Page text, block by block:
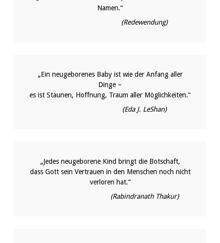
Namen.“
(Redewendung)
„Ein neugeborenes Baby ist wie der Anfang aller
Dinge –
es ist Staunen, Hoffnung, Traum aller Möglichkeiten.“
(Eda J. LeShan)
„Jedes neugeborene Kind bringt die Botschaft,
dass Gott sein Vertrauen in den Menschen noch nicht
verloren hat.“
(Rabindranath Thakur)